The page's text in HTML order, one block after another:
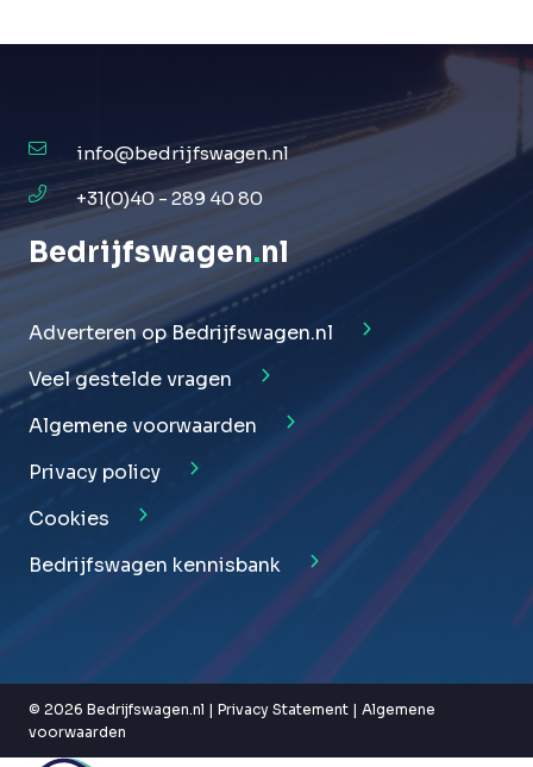
info@bedrijfswagen.nl
+31(0)40 - 289 40 80
Bedrijfswagen.nl
Adverteren op Bedrijfswagen.nl
Veel gestelde vragen
Algemene voorwaarden
Privacy policy
Cookies
Bedrijfswagen kennisbank
© 2026 Bedrijfswagen.nl | Privacy Statement | Algemene
voorwaarden